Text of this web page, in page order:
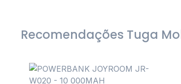
Recomendações Tuga